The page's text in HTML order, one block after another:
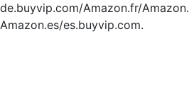
de.buyvip.com/Amazon.fr/
Amazon.es/es.buyvip.com.